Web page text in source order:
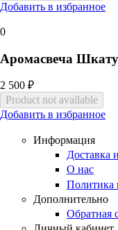
Добавить в избранное
0
Аромасвеча
2 500 ₽
Добавить в избранное
Информация
Доставка
О нас
Политика
Дополнительно
Обратная